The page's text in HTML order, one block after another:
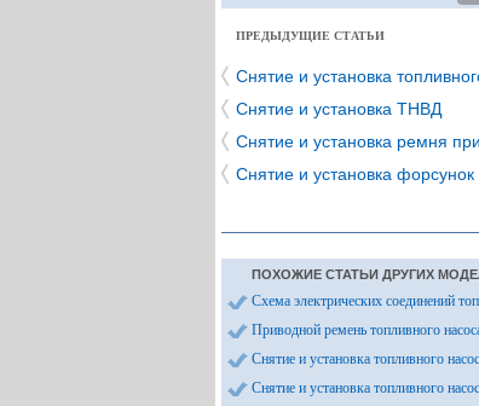
ПРЕДЫДУЩИЕ СТАТЬИ
Снятие и установка
Снятие и установка ТНВД
Снятие и установка ремня
Снятие и установка
ПОХОЖИЕ СТАТЬИ ДРУГИХ
Схема электрических соединений
Приводной ремень топливного
Снятие и установка топливного
Снятие и установка топливного